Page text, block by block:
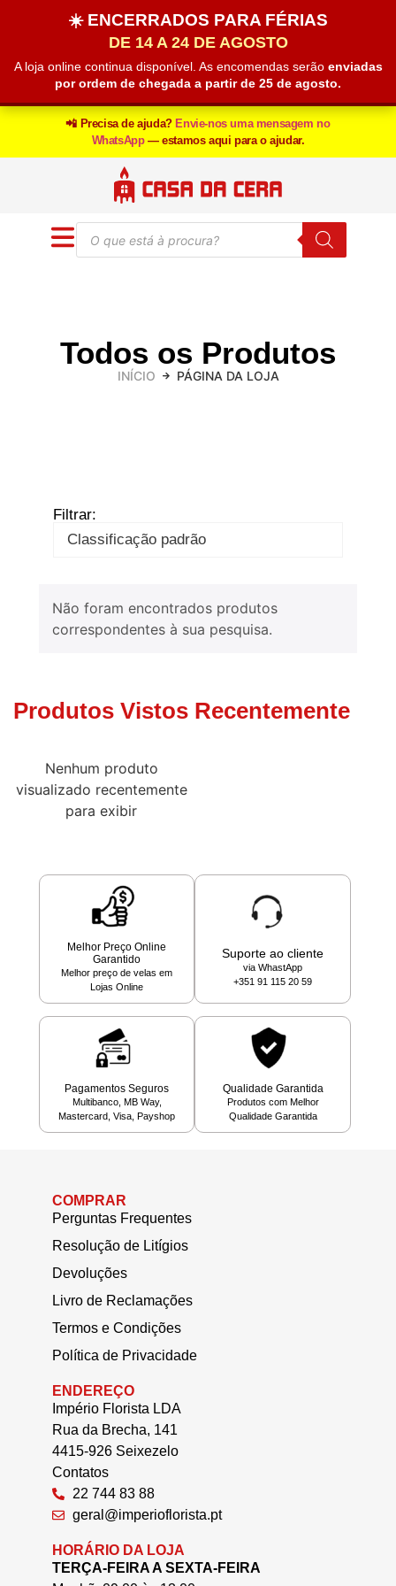
☀️ ENCERRADOS PARA FÉRIAS
DE 14 A 24 DE AGOSTO
A loja online continua disponível. As encomendas serão enviadas
por ordem de chegada a partir de 25 de agosto.
📲 Precisa de ajuda? Envie-nos uma mensagem no
WhatsApp — estamos aqui para o ajudar.
Todos os Produtos
INÍCIO PÁGINA DA LOJA
Filtrar:
Não foram encontrados produtos
correspondentes à sua pesquisa.
Produtos Vistos Recentemente
Nenhum produto
visualizado recentemente
para exibir
Melhor Preço Online
Garantido
Melhor preço de velas em
Lojas Online
Suporte ao cliente
via WhastApp
+351 91 115 20 59
Pagamentos Seguros
Multibanco, MB Way,
Mastercard, Visa, Payshop
Qualidade Garantida
Produtos com Melhor
Qualidade Garantida
COMPRAR
Perguntas Frequentes
Resolução de Litígios
Devoluções
Livro de Reclamações
Termos e Condições
Política de Privacidade
ENDEREÇO
Império Florista LDA
Rua da Brecha, 141
4415-926 Seixezelo
Contatos
22 744 83 88
geral@imperioflorista.pt
HORÁRIO DA LOJA
TERÇA-FEIRA A SEXTA-FEIRA